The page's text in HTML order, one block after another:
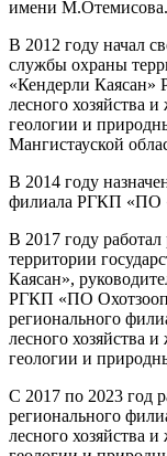
имени М.Отемисова.
В 2012 году начал
службы охраны
«Кендерли
лесного хозяйства
геологии и
Мангистауской
В 2014 году
филиала РГКП «ПО
В 2017 году
территории
Каясан»,
РГКП «ПО
регионального
лесного хозяйства
геологии и
С 2017 по 2023 год
регионального
лесного хозяйства